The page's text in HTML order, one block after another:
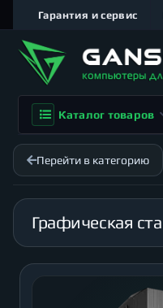
Гарантия и сервис
Каталог товаров
Перейти в категорию